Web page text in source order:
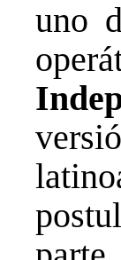
uno